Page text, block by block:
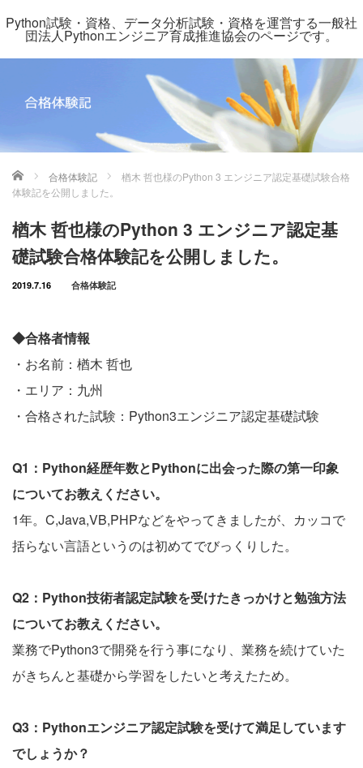
Python試験・資格、データ分析試験・資格を運営する一般社
団法人Pythonエンジニア育成推進協会のページです。
ホーム 合格体験記
楢木 哲也様のPython 3 エンジニア認定基礎試験合格
体験記を公開しました。
楢木 哲也様のPython 3 エンジニア認定基
礎試験合格体験記を公開しました。
2019.7.16 合格体験記
◆合格者情報
・お名前：楢木 哲也
・エリア：九州
・合格された試験：Python3エンジニア認定基礎試験
Q1：Python経歴年数とPythonに出会った際の第一印象
についてお教えください。
1年。C,Java,VB,PHPなどをやってきましたが、カッコで
括らない言語というのは初めてでびっくりした。
Q2：Python技術者認定試験を受けたきっかけと勉強方法
についてお教えください。
業務でPython3で開発を行う事になり、業務を続けていた
がきちんと基礎から学習をしたいと考えたため。
Q3：Pythonエンジニア認定試験を受けて満足しています
でしょうか？